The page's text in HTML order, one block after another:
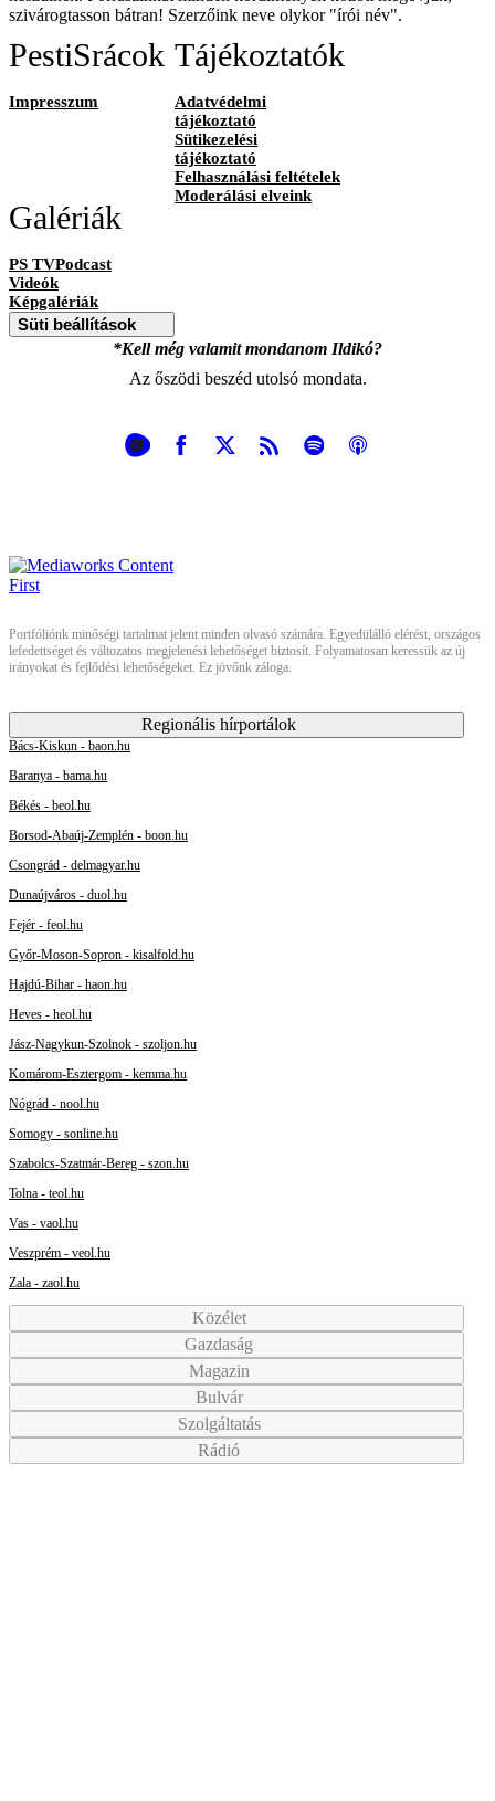
szivárogtasson bátran! Szerzőink neve olykor "írói név".
PestiSrácok
Impresszum
Tájékoztatók
Adatvédelmi
tájékoztató
Sütikezelési
tájékoztató
Felhasználási feltételek
Moderálási elveink
Galériák
PS TVPodcast
Videók
Képgalériák
Süti beállítások
*Kell még valamit mondanom Ildikó?
Az őszödi beszéd utolsó mondata.
Portfóliónk minőségi tartalmat jelent minden olvasó számára. Egyedülálló elérést, országos
lefedettséget és változatos megjelenési lehetőséget biztosít. Folyamatosan keressük az új
irányokat és fejlődési lehetőségeket. Ez jövőnk záloga.
Regionális hírportálok
Bács-Kiskun - baon.hu
Baranya - bama.hu
Békés - beol.hu
Borsod-Abaúj-Zemplén - boon.hu
Csongrád - delmagyar.hu
Dunaújváros - duol.hu
Fejér - feol.hu
Győr-Moson-Sopron - kisalfold.hu
Hajdú-Bihar - haon.hu
Heves - heol.hu
Jász-Nagykun-Szolnok - szoljon.hu
Komárom-Esztergom - kemma.hu
Nógrád - nool.hu
Somogy - sonline.hu
Szabolcs-Szatmár-Bereg - szon.hu
Tolna - teol.hu
Vas - vaol.hu
Veszprém - veol.hu
Zala - zaol.hu
Közélet
Gazdaság
Magazin
Bulvár
Szolgáltatás
Rádió